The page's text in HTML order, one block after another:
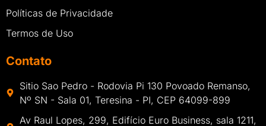
Políticas de Privacidade
Termos de Uso
Contato
Sitio Sao Pedro - Rodovia Pi 130 Povoado Remanso,
Nº SN - Sala 01, Teresina - PI, CEP 64099-899
Av Raul Lopes, 299, Edifício Euro Business, sala 1211,